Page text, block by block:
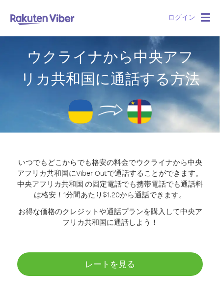
ログイン
ウクライナから中央アフ
リカ共和国に通話する方法
いつでもどこからでも格安の料金でウクライナから中央
アフリカ共和国にViber Outで通話することができます。
中央アフリカ共和国 の固定電話でも携帯電話でも通話料
は格安！1分間あたり$1.20から通話できます。
お得な価格のクレジットや通話プランを購入して中央ア
フリカ共和国に通話しよう！
レートを見る